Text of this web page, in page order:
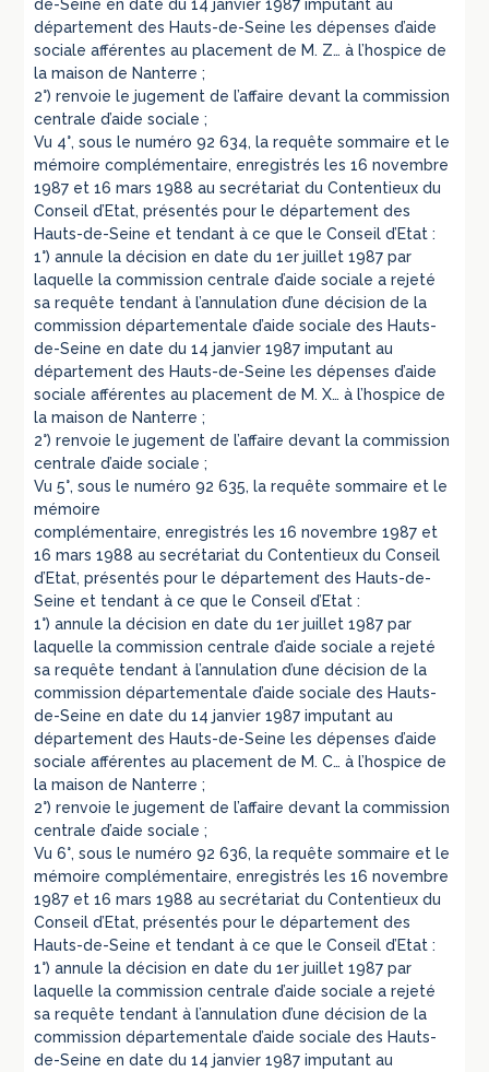
de-Seine en date du 14 janvier 1987 imputant au
département des Hauts-de-Seine les dépenses d’aide
sociale afférentes au placement de M. Z… à l’hospice de
la maison de Nanterre ;
2°) renvoie le jugement de l’affaire devant la commission
centrale d’aide sociale ;
Vu 4°, sous le numéro 92 634, la requête sommaire et le
mémoire complémentaire, enregistrés les 16 novembre
1987 et 16 mars 1988 au secrétariat du Contentieux du
Conseil d’Etat, présentés pour le département des
Hauts-de-Seine et tendant à ce que le Conseil d’Etat :
1°) annule la décision en date du 1er juillet 1987 par
laquelle la commission centrale d’aide sociale a rejeté
sa requête tendant à l’annulation d’une décision de la
commission départementale d’aide sociale des Hauts-
de-Seine en date du 14 janvier 1987 imputant au
département des Hauts-de-Seine les dépenses d’aide
sociale afférentes au placement de M. X… à l’hospice de
la maison de Nanterre ;
2°) renvoie le jugement de l’affaire devant la commission
centrale d’aide sociale ;
Vu 5°, sous le numéro 92 635, la requête sommaire et le
mémoire
complémentaire, enregistrés les 16 novembre 1987 et
16 mars 1988 au secrétariat du Contentieux du Conseil
d’Etat, présentés pour le département des Hauts-de-
Seine et tendant à ce que le Conseil d’Etat :
1°) annule la décision en date du 1er juillet 1987 par
laquelle la commission centrale d’aide sociale a rejeté
sa requête tendant à l’annulation d’une décision de la
commission départementale d’aide sociale des Hauts-
de-Seine en date du 14 janvier 1987 imputant au
département des Hauts-de-Seine les dépenses d’aide
sociale afférentes au placement de M. C… à l’hospice de
la maison de Nanterre ;
2°) renvoie le jugement de l’affaire devant la commission
centrale d’aide sociale ;
Vu 6°, sous le numéro 92 636, la requête sommaire et le
mémoire complémentaire, enregistrés les 16 novembre
1987 et 16 mars 1988 au secrétariat du Contentieux du
Conseil d’Etat, présentés pour le département des
Hauts-de-Seine et tendant à ce que le Conseil d’Etat :
1°) annule la décision en date du 1er juillet 1987 par
laquelle la commission centrale d’aide sociale a rejeté
sa requête tendant à l’annulation d’une décision de la
commission départementale d’aide sociale des Hauts-
de-Seine en date du 14 janvier 1987 imputant au